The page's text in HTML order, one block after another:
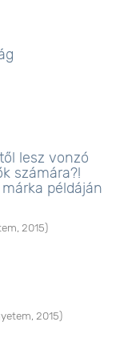
lesz vonzó
számára?!
példáján
2015)
2015)